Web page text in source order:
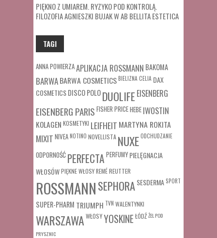
PIĘKNO Z UMIAREM. RYZYKO POD KONTROLĄ.
FILOZOFIA AGNIESZKI BUJAK W AB BELLITA ESTETICA
TAGI
ANNA POWIERZAAPLIKACJA ROSSMANN BAKOMA
BARWABARWA COSMETICSBIELIZNA CELIA DAX
COSMETICSDISCO POLODUOLIFE EISENBERG
EISENBERG PARIS FISHER PRICEHEBE IWOSTIN
KOLAGEN KOSMETYKI LEIFHEIT MARTYNA ROKITA
MIXIT NIVEANOTINO NOVELLISTA NUXEODCHUDZANIE
ODPORNOŚĆ PERFECTA PERFUMY PIELĘGNACJA
WŁOSÓWPIĘKNE WŁOSYREMÉREUTTER
ROSSMANNSEPHORASESDERMA SPORT
SUPER-PHARM TRIUMPH TVN WALENTYNKI
WARSZAWA WŁOSYYOSKINE ŁÓDŹŻEL POD
PRYSZNIC